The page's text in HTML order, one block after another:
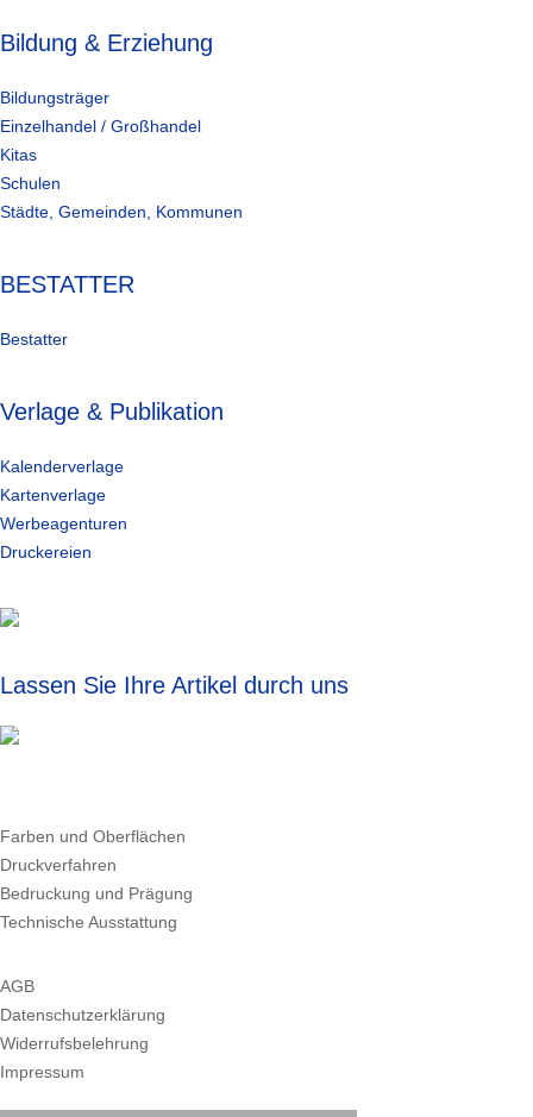
Bildung & Erziehung
Bildungsträger
Einzelhandel / Großhandel
Kitas
Schulen
Städte, Gemeinden, Kommunen
BESTATTER
Bestatter
Verlage & Publikation
Kalenderverlage
Kartenverlage
Werbeagenturen
Druckereien
Lassen Sie Ihre Artikel durch uns individualisieren!
Farben und Oberflächen
Druckverfahren
Bedruckung und Prägung
Technische Ausstattung
AGB
Datenschutzerklärung
Widerrufsbelehrung
Impressum